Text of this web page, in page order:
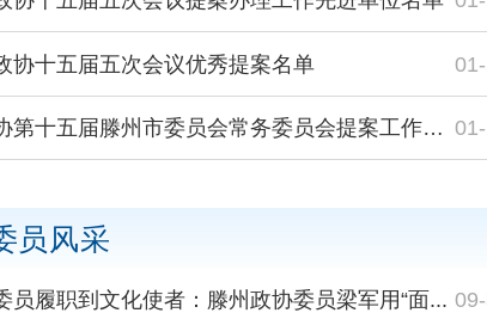
协十五届五次会议优秀提案名单
政协第十五届滕州市委员会常务委员会提案工作报告
员风采
员履职到文化使者：滕州政协委员梁军用“面...